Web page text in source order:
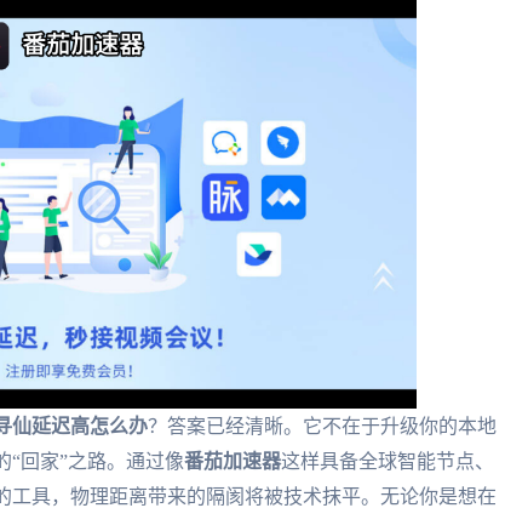
仙延迟高怎么办？答案已经清晰。它不在于升级你的本地
“回家”之路。通过像番茄加速器这样具备全球智能节点、
具，物理距离带来的隔阂将被技术抹平。无论你是想在